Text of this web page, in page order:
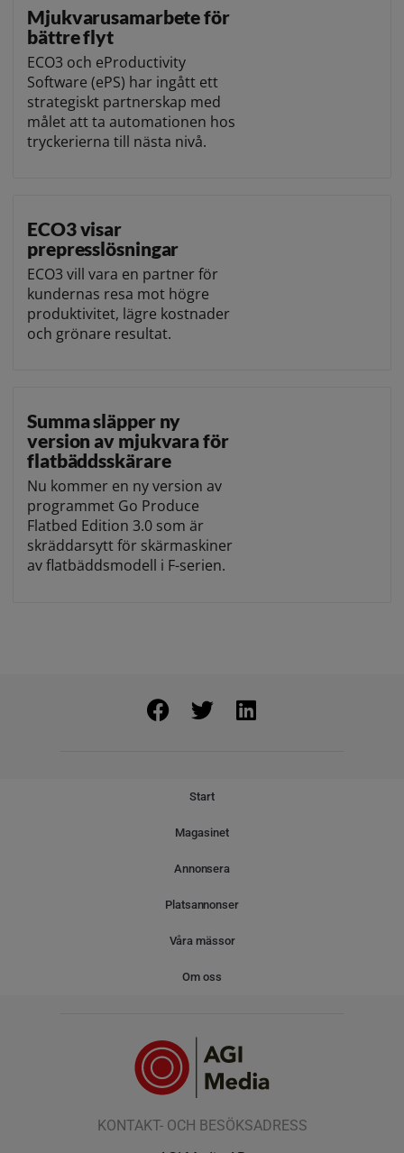
Mjukvarusamarbete för
bättre flyt
ECO3 och eProductivity
Software (ePS) har ingått ett
strategiskt partnerskap med
målet att ta automationen hos
tryckerierna till nästa nivå.
ECO3 visar
prepresslösningar
ECO3 vill vara en partner för
kundernas resa mot högre
produktivitet, lägre kostnader
och grönare resultat.
Summa släpper ny
version av mjukvara för
flatbäddsskärare
Nu kommer en ny version av
programmet Go Produce
Flatbed Edition 3.0 som är
skräddarsytt för skärmaskiner
av flatbäddsmodell i F-serien.
Start
Magasinet
Annonsera
Platsannonser
Våra mässor
Om oss
KONTAKT- OCH BESÖKSADRESS